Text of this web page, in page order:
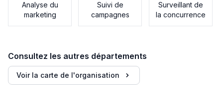
Analyse du
marketing
Suivi de
campagnes
Surveillant de
la concurrence
Consultez les autres départements
Voir la carte de l'organisation